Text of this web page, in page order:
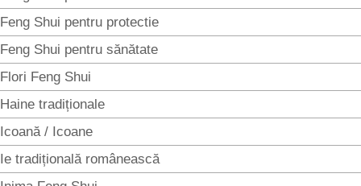
Feng Shui pentru protectie
Feng Shui pentru sănătate
Flori Feng Shui
Haine tradiționale
Icoană / Icoane
Ie tradițională românească